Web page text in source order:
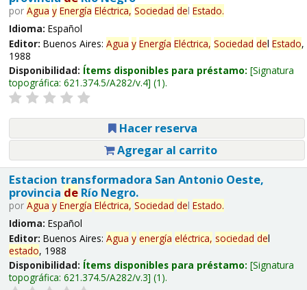
por Agua y Energía Eléctrica, Sociedad del Estado.
Idioma: Español
Editor: Buenos Aires: Agua y Energía Eléctrica, Sociedad del Estado,
1988
Disponibilidad: Ítems disponibles para préstamo: Signatura
topográfica: 621.374.5/A282/v.4 (1).
Hacer reserva
Agregar al carrito
Estacion transformadora San Antonio Oeste,
provincia deRío Negro.
por Agua y Energía Eléctrica, Sociedad del Estado.
Idioma: Español
Editor: Buenos Aires: Agua y energía eléctrica, sociedad del
estado, 1988
Disponibilidad: Ítems disponibles para préstamo: Signatura
topográfica: 621.374.5/A282/v.3 (1).